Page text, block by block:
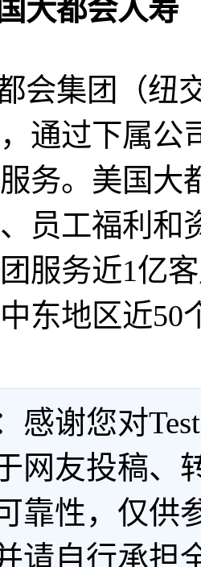
大都会人寿
集团（纽交
通过下属公
务。美国大
员工福利和
服务近1亿
东地区近50
感谢您对
网友投稿、
靠性，仅供
请自行承担